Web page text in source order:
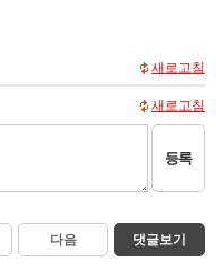
새로고침
새로고침
등록
다음 댓글보기